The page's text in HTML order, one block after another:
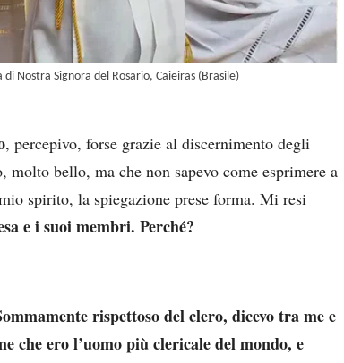
Nostra Signora del Rosario, Caieiras (Brasile)
, percepivo, forse grazie al discernimento degli
bello, ma che non sapevo come esprimere a
spirito, la spiegazione prese forma. Mi resi
e i suoi membri. Perché?
rispettoso del clero, dicevo tra me e
che ero l’uomo più clericale del mondo, e